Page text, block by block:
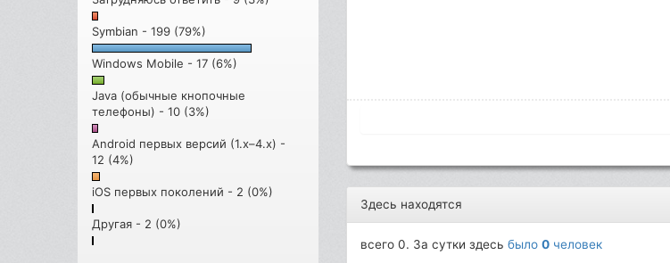
Symbian - 199 (79%)
Windows Mobile - 17 (6%)
Java (обычные кнопочные
телефоны) - 10 (3%)
Android первых версий (1.x–4.x) -
12 (4%)
iOS первых поколений - 2 (0%)
Другая - 2 (0%)
Здесь находятся
всего 0. За сутки здесьбыло0 человек